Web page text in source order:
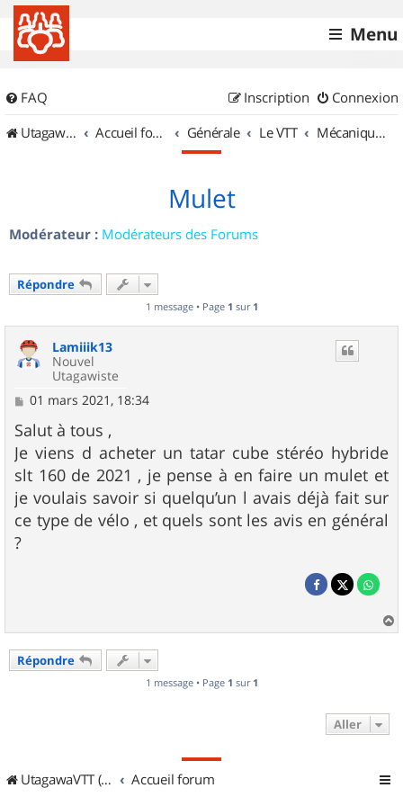
Menu
FAQ Connexion
Inscription
UtagawaVTT (Randos VTT et VTTAE avec traces GPS)
Accueil forum Générale Le VTT Mécanique et Entretiens
Mulet
Modérateur : Modérateurs des Forums
Répondre
1 message • Page 1 sur 1
Lamiiik13
Nouvel
Utagawiste
M
s
s
a
g
e
01 mars 2021, 18:34
Salut à tous ,
Je viens d acheter un tatar cube stéréo hybride
slt 160 de 2021 , je pense à en faire un mulet et
je voulais savoir si quelqu’un l avais déjà fait sur
ce type de vélo , et quels sont les avis en général
?
a
Répondre
1 message • Page 1 sur 1
Aller
UtagawaVTT (Randos VTT et VTTAE avec traces GPS) Accueil forum